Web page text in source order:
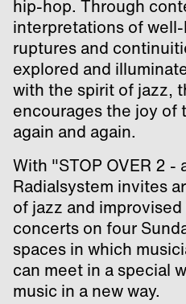
hip-hop. Through
interpretations of
ruptures and
explored and
with the spirit of jazz,
encourages the joy of
again and again.
With "STOP OVER 2 -
Radialsystem invites
of jazz and
concerts on four
spaces in which
can meet in a special
music in a new way.